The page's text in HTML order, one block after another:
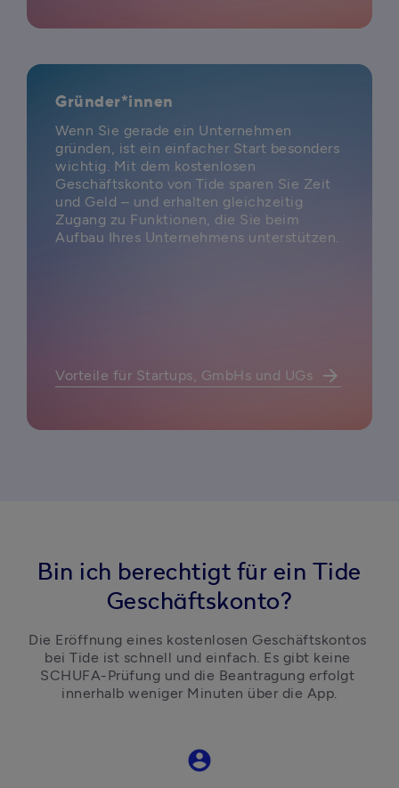
Gründer*innen
Wenn Sie gerade ein Unternehmen
gründen, ist ein einfacher Start besonders
wichtig. Mit dem kostenlosen
Geschäftskonto von Tide sparen Sie Zeit
und Geld – und erhalten gleichzeitig
Zugang zu Funktionen, die Sie beim
Aufbau Ihres Unternehmens unterstützen.
Vorteile für Startups, GmbHs und UGs arrow_forward
Bin ich berechtigt für ein Tide
Geschäftskonto?
Die Eröffnung eines kostenlosen Geschäftskontos
bei Tide ist schnell und einfach. Es gibt keine
SCHUFA-Prüfung und die Beantragung erfolgt
innerhalb weniger Minuten über die App.
account_circle